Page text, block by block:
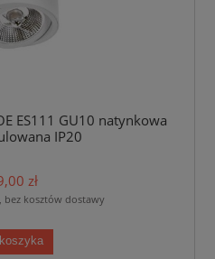
ES111 GU10 natynkowa
IP20
zł
bez kosztów dostawy